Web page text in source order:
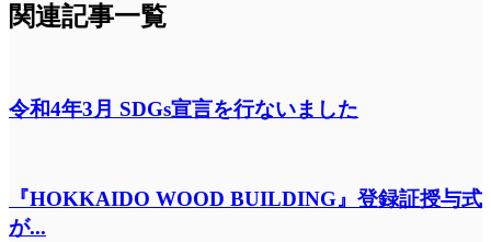
関連記事一覧
令和4年3月 SDGs宣言を行ないました
『HOKKAIDO WOOD BUILDING』登録証授与式
が...